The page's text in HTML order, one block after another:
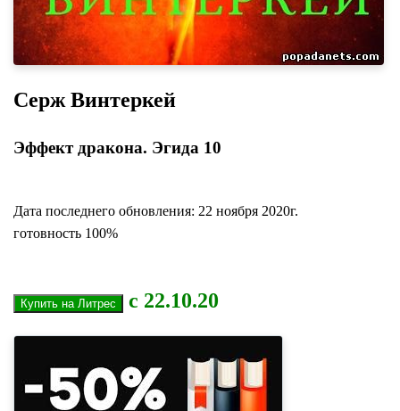
Серж Винтеркей
Эффект дракона. Эгида 10
Дата последнего обновления: 22 ноября 2020г.
готовность 100%
с 22.10.20